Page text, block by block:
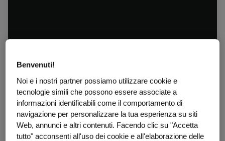
Benvenuti!
Noi e i nostri partner possiamo utilizzare cookie e
tecnologie simili che possono essere associate a
informazioni identificabili come il comportamento di
navigazione per personalizzare la tua esperienza su siti
Web, annunci e altri contenuti. Facendo clic su "Accetta
tutto" acconsenti all'uso dei cookie e all'elaborazione delle